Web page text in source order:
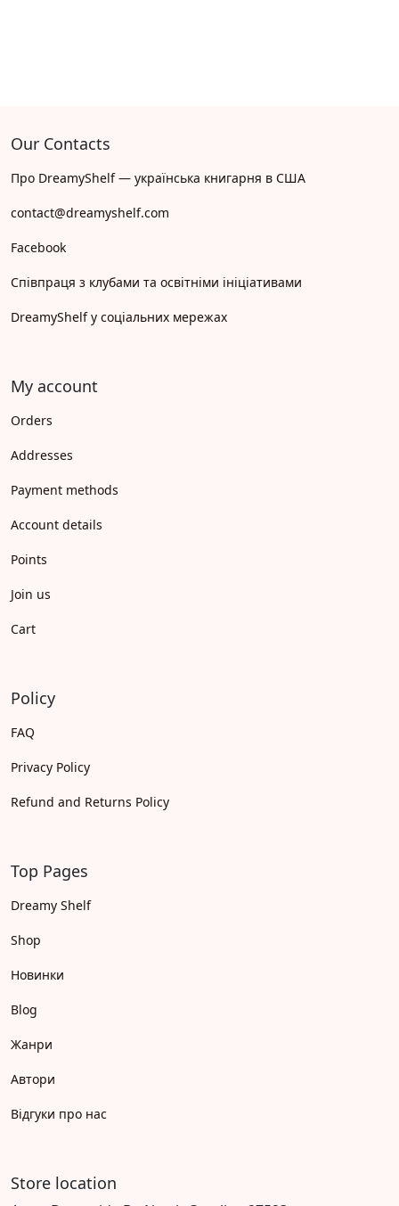
Our Contacts
Про DreamyShelf — українська книгарня в США
contact@dreamyshelf.com
Facebook
Співпраця з клубами та освітніми ініціативами
DreamyShelf у соціальних мережах
My account
Orders
Addresses
Payment methods
Account details
Points
Join us
Cart
Policy
FAQ
Privacy Policy
Refund and Returns Policy
Top Pages
Dreamy Shelf
Shop
Новинки
Blog
Жанри
Автори
Відгуки про нас
Store location